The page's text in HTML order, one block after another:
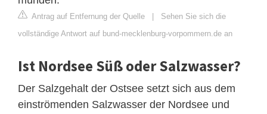
Antrag auf Entfernung der Quelle
Sehen Sie sich die
vollständige Antwort auf bund-mecklenburg-vorpommern.de an
Ist Nordsee Süß oder Salzwasser?
Der Salzgehalt der Ostsee setzt sich aus dem
einströmenden Salzwasser der Nordsee und